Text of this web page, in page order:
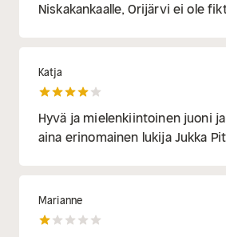
Niskakankaalle, Orijärvi ei ole
Katja
Hyvä ja mielenkiintoinen juoni
aina erinomainen lukija Jukka
Marianne